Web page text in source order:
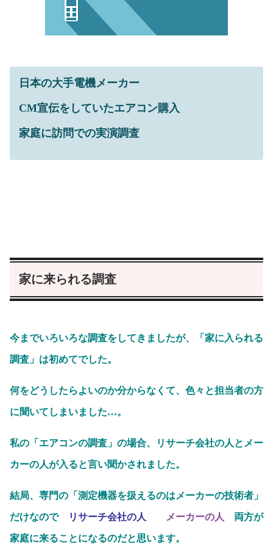
日本の大手電機メーカー
CM宣伝をしていたエアコン購入
家庭に訪問での実演調査
家に来られる調査
今までいろいろな調査をしてきましたが、「家に入られる
調査」は初めてでした。
何をどうしたらよいのか分からなくて、色々と担当者の方
に聞いてしまいました…。
私の「エアコンの調査」の場合、リサーチ会社の人とメー
カーの人が入ると言い聞かされました。
結局、専門の「測定機器を扱えるのはメーカーの技術者」
だけなので リサーチ会社の人 メーカーの人 両方が
家庭に来ることになるのだと思います。